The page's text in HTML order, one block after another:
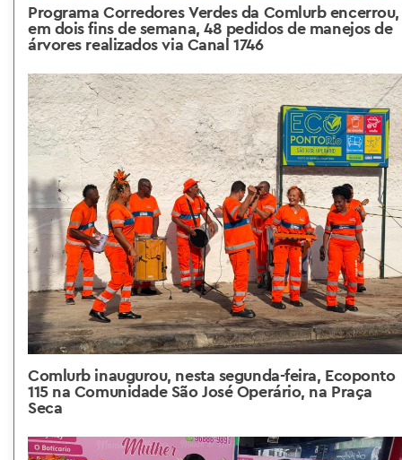
Programa Corredores Verdes da Comlurb encerrou,
em dois fins de semana, 48 pedidos de manejos de
árvores realizados via Canal 1746
Comlurb inaugurou, nesta segunda-feira, Ecoponto
115 na Comunidade São José Operário, na Praça
Seca